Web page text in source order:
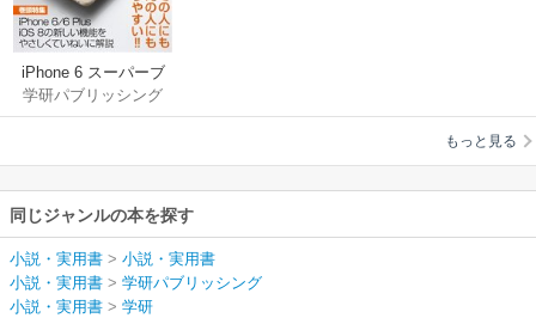
iPhone 6 スーパーブ
ック＋α
学研パブリッシング
もっと見る
同じジャンルの本を探す
小説・実用書 > 小説・実用書
小説・実用書 > 学研パブリッシング
小説・実用書 > 学研